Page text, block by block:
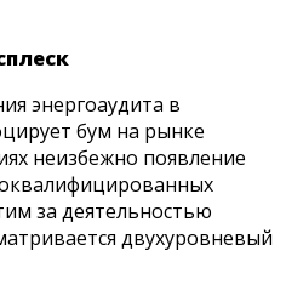
энергоаудита в
бум на рынке
неизбежно появление
за деятельностью
двухуровневый